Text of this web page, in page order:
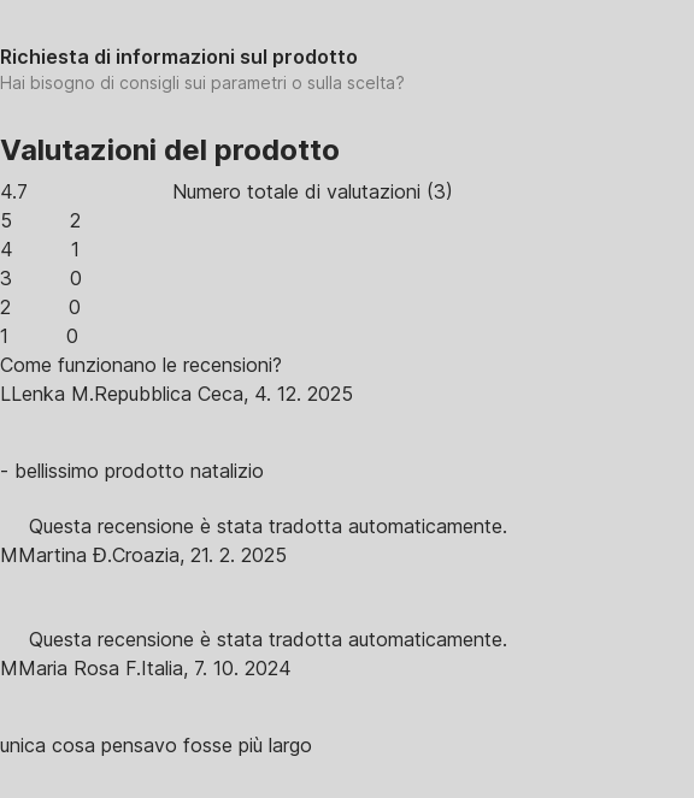
Richiesta di informazioni sul prodotto
Hai bisogno di consigli sui parametri o sulla scelta?
Valutazioni del prodotto
4.7 Numero totale di valutazioni (3)
5
2
4
1
3
0
2
0
1
0
Come funzionano le recensioni?
LLenka M.Repubblica Ceca, 4. 12. 2025
- bellissimo prodotto natalizio
Questa recensione è stata tradotta automaticamente.
MMartina Đ.Croazia, 21. 2. 2025
Questa recensione è stata tradotta automaticamente.
MMaria Rosa F.Italia, 7. 10. 2024
unica cosa pensavo fosse più largo